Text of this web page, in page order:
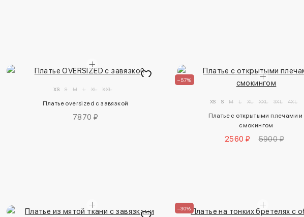
XS S M L XL XXL
Платье oversized с завязкой
7870 ₽
–57%
XS S M L XL XXL 3XL 4XL
Платье с открытыми плечами и
смокингом
2560 ₽ 5900 ₽
–30%